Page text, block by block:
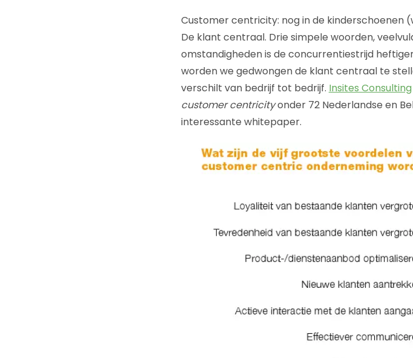
Customer centricity: nog in de kinderschoenen
De klant centraal. Drie simpele woorden,
omstandigheden is de concurrentiestrijd
worden we gedwongen de klant centraal te
verschilt van bedrijf tot bedrijf. Insites Consulting
customer centricityonder 72 Nederlandse en
interessante whitepaper.